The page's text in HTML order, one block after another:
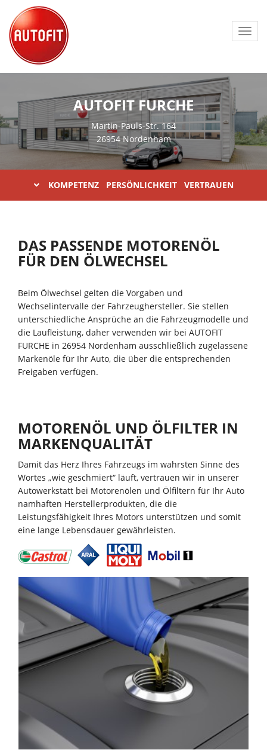
AUTOFIT FURCHE
Martin-Pauls-Str. 164
26954 Nordenham
KOMPETENZ PERSÖNLICHKEIT VERTRAUEN
DAS PASSENDE MOTORENÖL
FÜR DEN ÖLWECHSEL
Beim Ölwechsel gelten die Vorgaben und
Wechselintervalle der Fahrzeughersteller. Sie stellen
unterschiedliche Ansprüche an die Fahrzeugmodelle und
die Laufleistung, daher verwenden wir bei AUTOFIT
FURCHE in 26954 Nordenham ausschließlich zugelassene
Markenöle für Ihr Auto, die über die entsprechenden
Freigaben verfügen.
MOTORENÖL UND ÖLFILTER IN
MARKENQUALITÄT
Damit das Herz Ihres Fahrzeugs im wahrsten Sinne des
Wortes „wie geschmiert“ läuft, vertrauen wir in unserer
Autowerkstatt bei Motorenölen und Ölfiltern für Ihr Auto
namhaften Herstellerprodukten, die die
Leistungsfähigkeit Ihres Motors unterstützen und somit
eine lange Lebensdauer gewährleisten.